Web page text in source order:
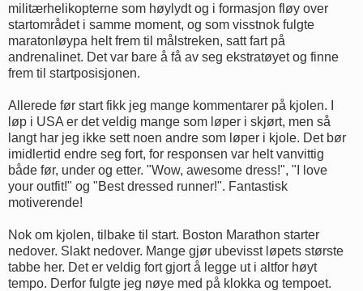
militærhelikopterne som høylydt og i formasjon fløy over
startområdet i samme moment, og som visstnok fulgte
maratonløypa helt frem til målstreken, satt fart på
andrenalinet. Det var bare å få av seg ekstratøyet og finne
frem til startposisjonen.
Allerede før start fikk jeg mange kommentarer på kjolen. I
løp i USA er det veldig mange som løper i skjørt, men så
langt har jeg ikke sett noen andre som løper i kjole. Det bør
imidlertid endre seg fort, for responsen var helt vanvittig
både før, under og etter. "Wow, awesome dress!", "I love
your outfit!" og "Best dressed runner!". Fantastisk
motiverende!
Nok om kjolen, tilbake til start. Boston Marathon starter
nedover. Slakt nedover. Mange gjør ubevisst løpets største
tabbe her. Det er veldig fort gjort å legge ut i altfor høyt
tempo. Derfor fulgte jeg nøye med på klokka og tempoet.